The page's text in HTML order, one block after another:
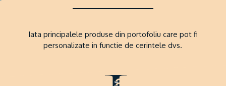
Iata principalele produse din portofoliu care pot fi
personalizate in functie de cerintele dvs.